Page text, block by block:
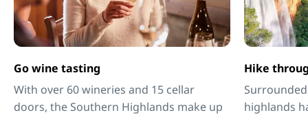
Go wine tasting
With over 60 wineries and 15 cellar
doors, the Southern Highlands make up
Hike
highlands